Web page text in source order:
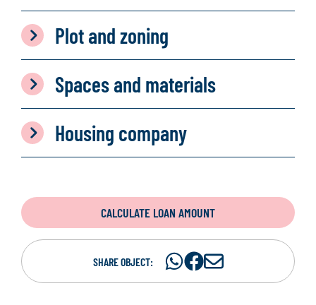
Plot and zoning
Spaces and materials
Housing company
CALCULATE LOAN AMOUNT
SHARE OBJECT:
ShareShare
S